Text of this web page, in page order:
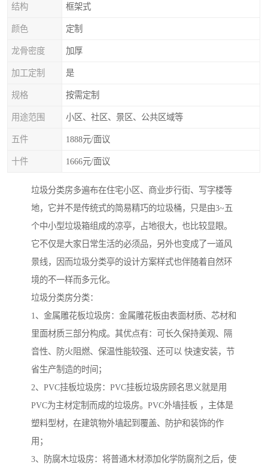
结构 框架式
颜色 定制
龙骨密度 加厚
加工定制 是
规格 按需定制
用途范围 小区、社区、景区、公共区域等
五件 1888元/面议
十件 1666元/面议
垃圾分类房多遍布在住宅小区、商业步行街、写字楼等
地，它并不是传统式的简易精巧的垃圾桶，只是由3~五
个中小型垃圾箱组成的凉亭，占地很大，也比较显眼。
它不仅是大家日常生活的必须品，另外也变成了一道风
景线，因而垃圾分类亭的设计方案样式也伴随着自然环
境的不一样而多元化。
垃圾分类房分类：
1、金属雕花板垃圾房：金属雕花板由表面材质、芯材和
里面材质三部分构成。其优点有：可长久保持美观、隔
音性、防火阻燃、保温性能较强、还可以 快速安装，节
省生产制造的时间；
2、PVC挂板垃圾房：PVC挂板垃圾房顾名思义就是用
PVC为主材定制而成的垃圾房。PVC外墙挂板 ，主体是
塑料型材，在建筑物外墙起到覆盖、防护和装饰的作
用；
3、防腐木垃圾房：将普通木材添加化学防腐剂之后，使